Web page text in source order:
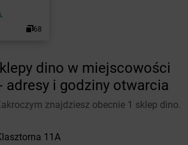
68
dino w miejscowości
adresy i godziny otwarcia
znajdziesz obecnie 1 sklep dino.
11A